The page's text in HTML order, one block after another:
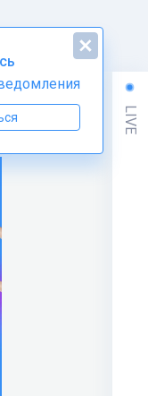
LIVE